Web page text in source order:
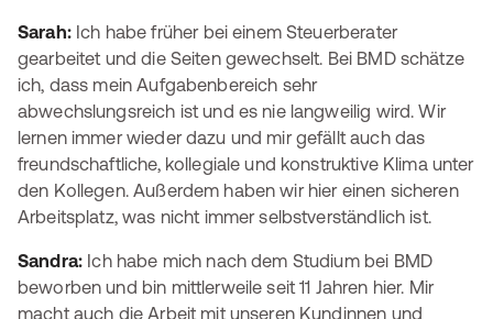
Sarah: Ich habe früher bei einem Steuerberater
gearbeitet und die Seiten gewechselt. Bei BMD schätze
ich, dass mein Aufgabenbereich sehr
abwechslungsreich ist und es nie langweilig wird. Wir
lernen immer wieder dazu und mir gefällt auch das
freundschaftliche, kollegiale und konstruktive Klima unter
den Kollegen. Außerdem haben wir hier einen sicheren
Arbeitsplatz, was nicht immer selbstverständlich ist.
Sandra: Ich habe mich nach dem Studium bei BMD
beworben und bin mittlerweile seit 11 Jahren hier. Mir
macht auch die Arbeit mit unseren Kundinnen und